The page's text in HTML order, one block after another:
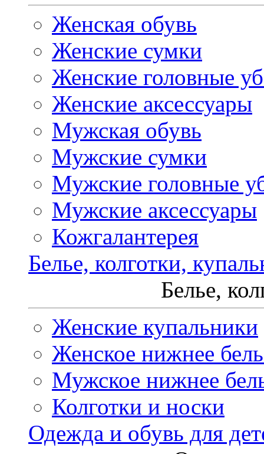
Женская обувь
Женские сумки
Женские головные
Женские аксессуары
Мужская обувь
Мужские сумки
Мужские головные
Мужские аксессуары
Кожгалантерея
Белье, колготки,
Белье,
Женские купальники
Женское нижнее
Мужское нижнее
Колготки и носки
Одежда и обувь для